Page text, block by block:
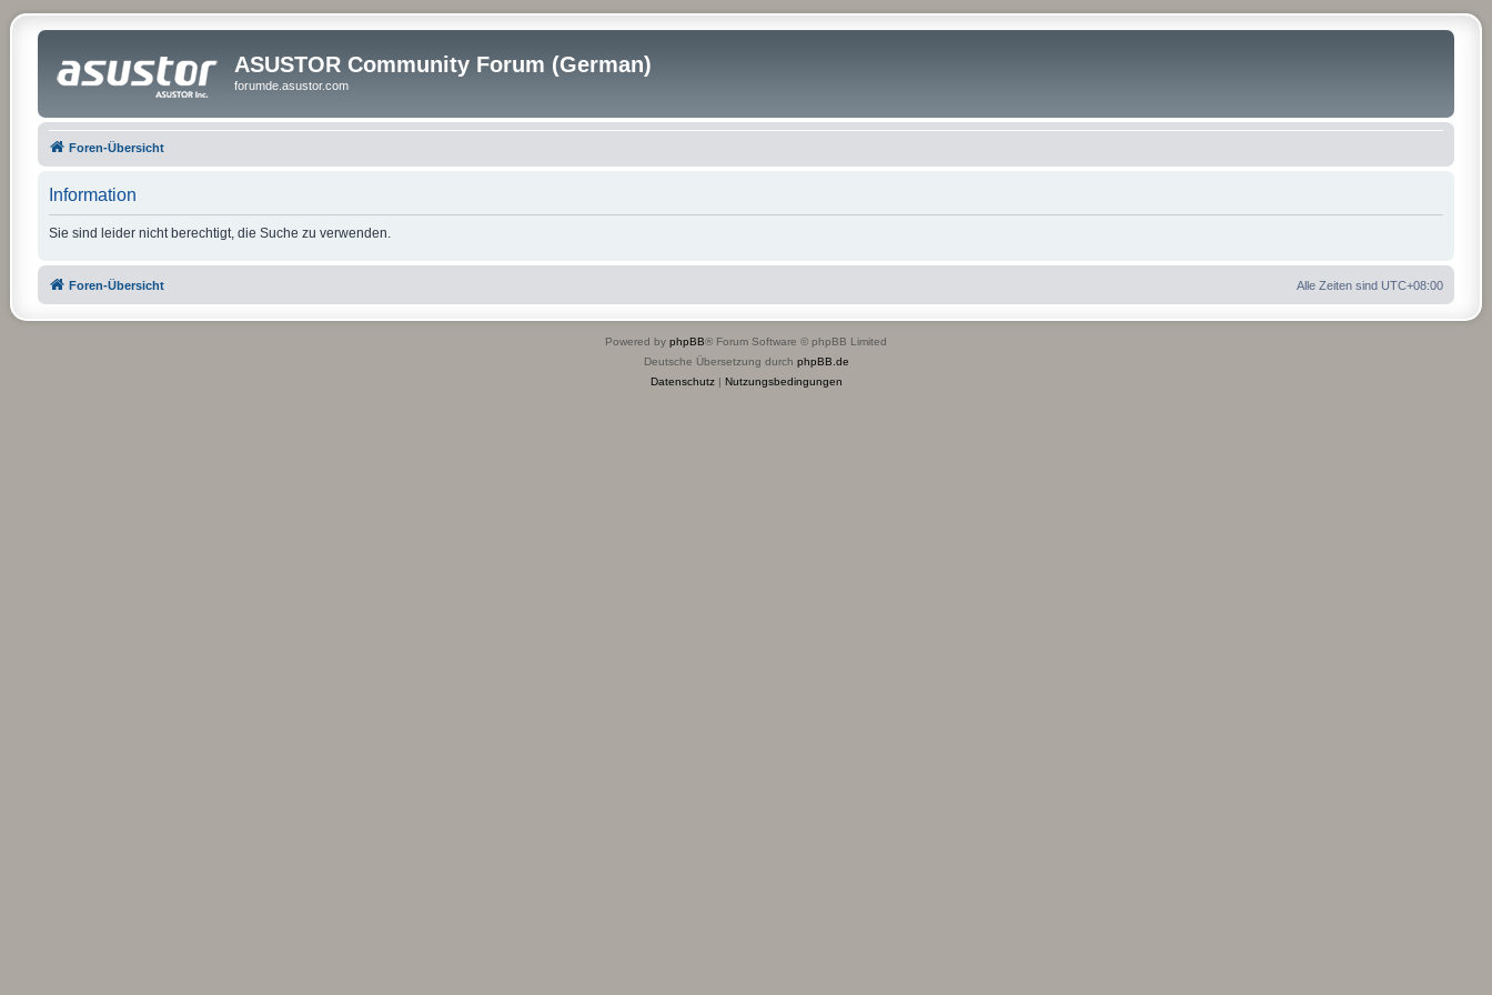
ASUSTOR Community Forum (German)
forumde.asustor.com
Foren-Übersicht
Information
Sie sind leider nicht berechtigt, die Suche zu verwenden.
Foren-Übersicht Alle Zeiten sind UTC+08:00
Powered by phpBB® Forum Software © phpBB Limited
Deutsche Übersetzung durch phpBB.de
Datenschutz| Nutzungsbedingungen